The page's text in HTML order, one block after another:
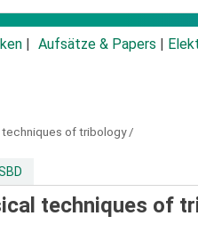
Aufsätze & Papers
of tribology /
techniques of